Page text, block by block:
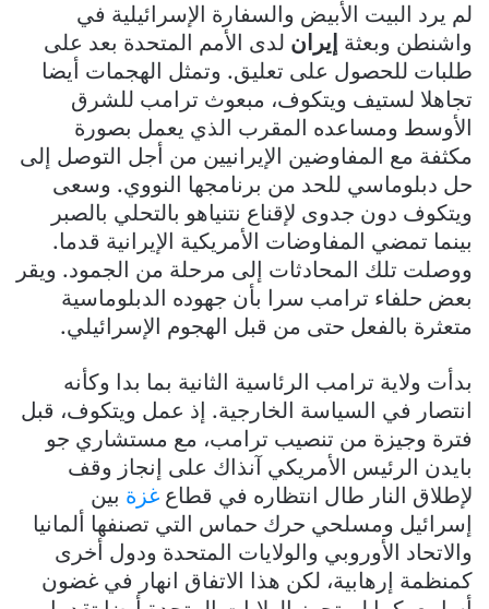
لم يرد البيت الأبيض والسفارة الإسرائيلية في
واشنطن وبعثة إيران لدى الأمم المتحدة بعد على
طلبات للحصول على تعليق. وتمثل الهجمات أيضا
تجاهلا لستيف ويتكوف، مبعوث ترامب للشرق
الأوسط ومساعده المقرب الذي يعمل بصورة
مكثفة مع المفاوضين الإيرانيين من أجل التوصل إلى
حل دبلوماسي للحد من برنامجها النووي. وسعى
ويتكوف دون جدوى لإقناع نتنياهو بالتحلي بالصبر
بينما تمضي المفاوضات الأمريكية الإيرانية قدما.
ووصلت تلك المحادثات إلى مرحلة من الجمود. ويقر
بعض حلفاء ترامب سرا بأن جهوده الدبلوماسية
متعثرة بالفعل حتى من قبل الهجوم الإسرائيلي.
بدأت ولاية ترامب الرئاسية الثانية بما بدا وكأنه
انتصار في السياسة الخارجية. إذ عمل ويتكوف، قبل
فترة وجيزة من تنصيب ترامب، مع مستشاري جو
بايدن الرئيس الأمريكي آنذاك على إنجاز وقف
لإطلاق النار طال انتظاره في قطاع غزة بين
إسرائيل ومسلحي حرك حماس التي تصنفها ألمانيا
والاتحاد الأوروبي والولايات المتحدة ودول أخرى
كمنظمة إرهابية، لكن هذا الاتفاق انهار في غضون